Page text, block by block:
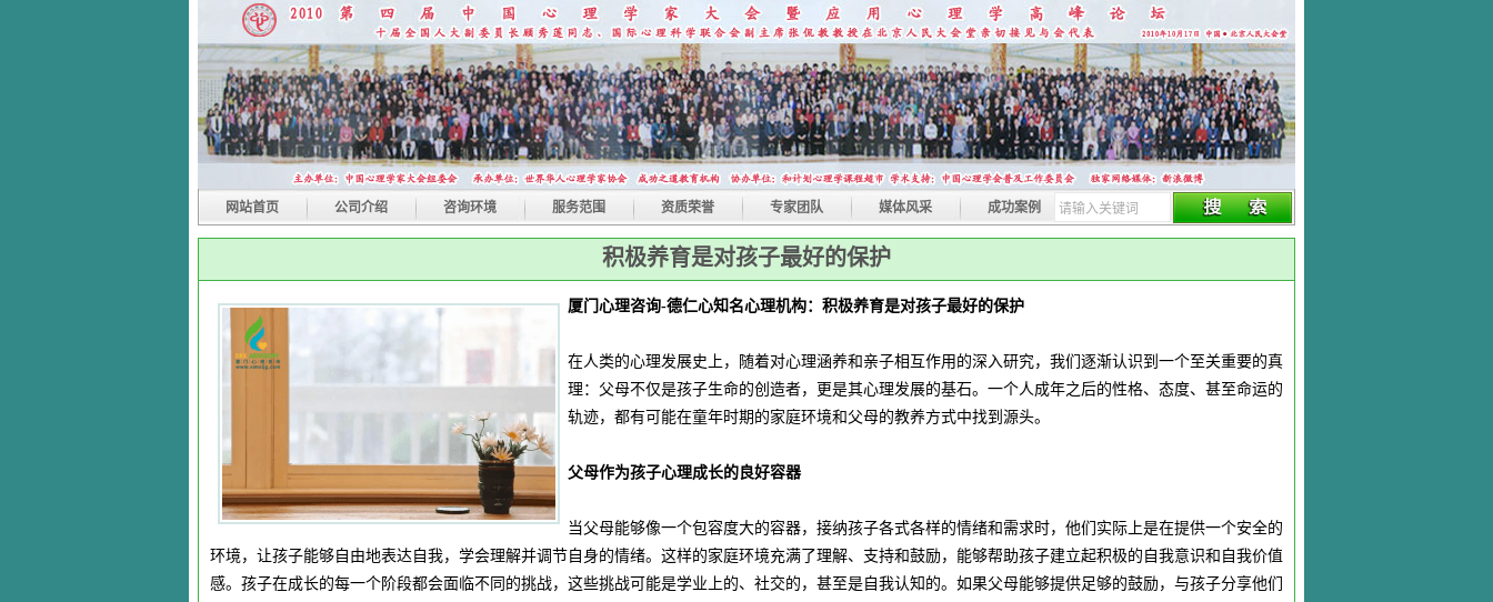
网站首页 公司介绍 咨询环境 服务范围 资质荣誉 专家团队 媒体风采 成功案例
积极养育是对孩子最好的保护
厦门心理咨询-德仁心知名心理机构：积极养育是对孩子最好的保护
在人类的心理发展史上，随着对心理涵养和亲子相互作用的深入研究，我们逐渐认识到一个至关重要的真
理：父母不仅是孩子生命的创造者，更是其心理发展的基石。一个人成年之后的性格、态度、甚至命运的
轨迹，都有可能在童年时期的家庭环境和父母的教养方式中找到源头。
父母作为孩子心理成长的良好容器
当父母能够像一个包容度大的容器，接纳孩子各式各样的情绪和需求时，他们实际上是在提供一个安全的
环境，让孩子能够自由地表达自我，学会理解并调节自身的情绪。这样的家庭环境充满了理解、支持和鼓励，能够帮助孩子建立起积极的自我意识和自我价值
感。孩子在成长的每一个阶段都会面临不同的挑战，这些挑战可能是学业上的、社交的，甚至是自我认知的。如果父母能够提供足够的鼓励，与孩子分享他们